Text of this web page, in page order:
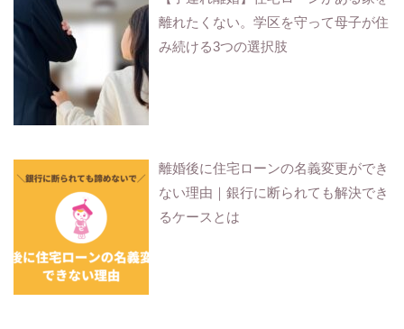
離れたくない。学区を守って母子が住
み続ける3つの選択肢
離婚後に住宅ローンの名義変更ができ
ない理由｜銀行に断られても解決でき
るケースとは